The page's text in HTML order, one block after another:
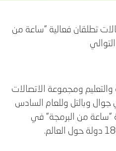
تطلقان فعالية "ساعة من
والتعليم ومجموعة الاتصالات
وبالتل وللعام السادس
"ساعة من البرمجة" في